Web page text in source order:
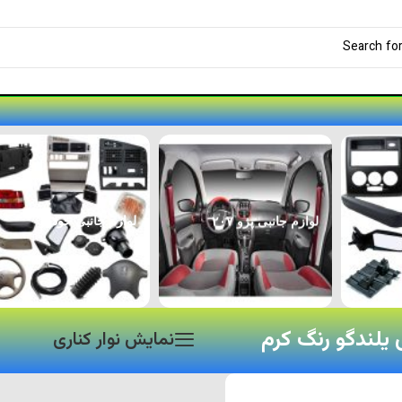
لوازم جانبی پژو ۲۰۷ لوازم جانبی خودرو
یلندگو رنگ کرم نمایش نوار کناری